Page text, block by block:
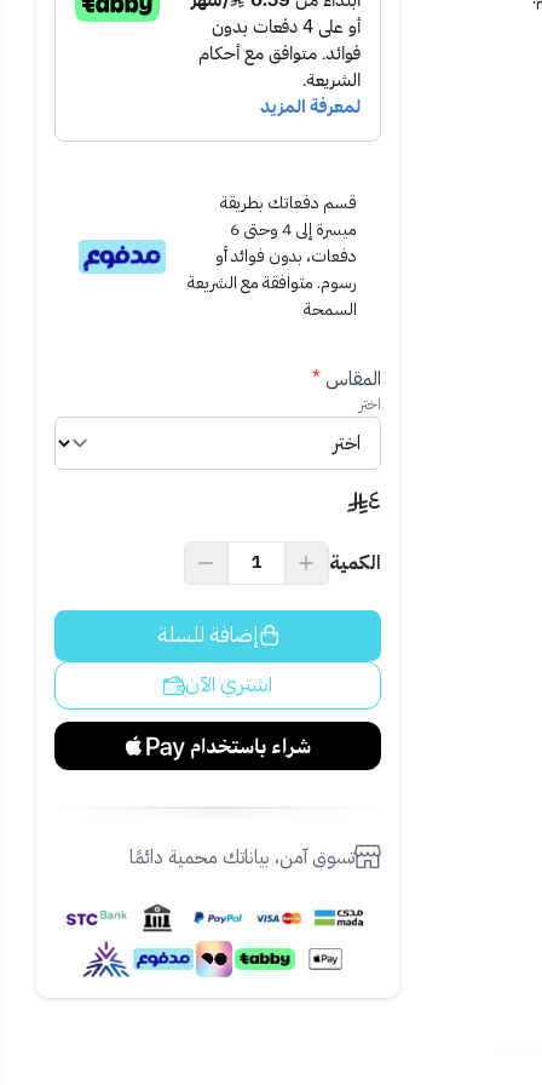
قسم دفعاتك بطريقة
ميسرة إلى 4 وحتى 6
دفعات، بدون فوائد أو
رسوم. متوافقة مع الشريعة
السمحة
المقاس*
اختر
٤
الكمية
إضافة للسلة
اشتري الآن
تسوق آمن، بياناتك محمية دائمًا